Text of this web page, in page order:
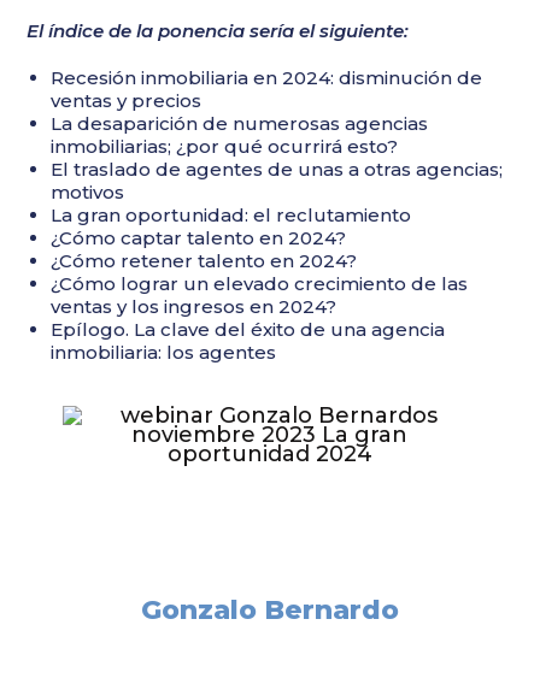
El índice de la ponencia sería el siguiente:
Recesión inmobiliaria en 2024: disminución de
ventas y precios
La desaparición de numerosas agencias
inmobiliarias; ¿por qué ocurrirá esto?
El traslado de agentes de unas a otras agencias;
motivos
La gran oportunidad: el reclutamiento
¿Cómo captar talento en 2024?
¿Cómo retener talento en 2024?
¿Cómo lograr un elevado crecimiento de las
ventas y los ingresos en 2024?
Epílogo. La clave del éxito de una agencia
inmobiliaria: los agentes
Gonzalo Bernardo